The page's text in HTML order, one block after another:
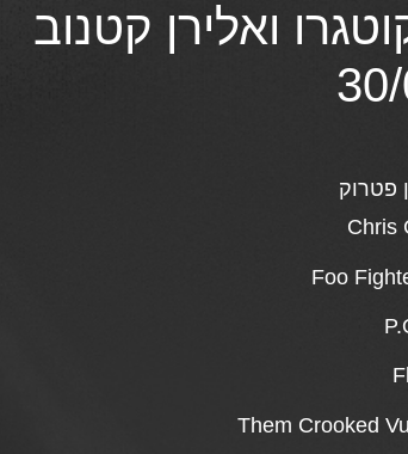
אפרת קוטגרו ואלירן קטנוב
פטרוק
Chris
Foo
Them Crooked